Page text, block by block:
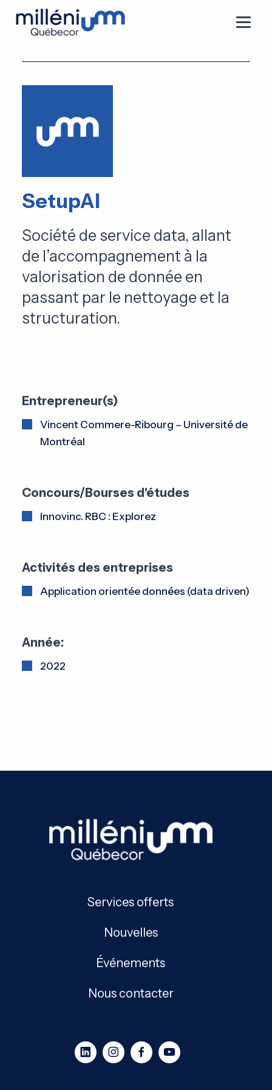
SetupAI
Société de service data, allant
de l’accompagnement à la
valorisation de donnée en
passant par le nettoyage et la
structuration.
Entrepreneur(s)
Vincent Commere-Ribourg – Université de
Montréal
Concours/Bourses d'études
Innovinc. RBC : Explorez
Activités des entreprises
Application orientée données (data driven)
Année:
2022
Services offerts
Nouvelles
Événements
Nous contacter